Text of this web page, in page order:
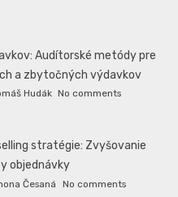
Audítorské metódy pre
a zbytočných výdavkov
Hudák No comments
stratégie: Zvyšovanie
objednávky
Česaná No comments